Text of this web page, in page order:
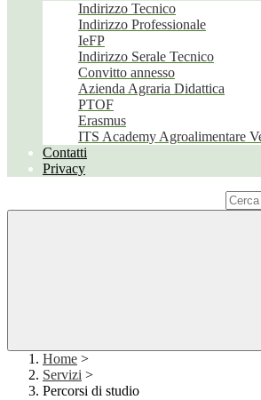
Indirizzo Tecnico
Indirizzo Professionale
IeFP
Indirizzo Serale Tecnico
Convitto annesso
Azienda Agraria Didattica
PTOF
Erasmus
ITS Academy Agroalimentare
Contatti
Privacy
Home >
Servizi >
Percorsi di studio